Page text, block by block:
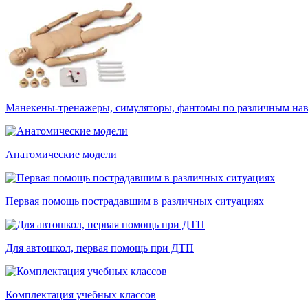
Манекены-тренажеры, симуляторы, фантомы по различным
Анатомические модели
Первая помощь пострадавшим в различных ситуациях
Для автошкол, первая помощь при ДТП
Комплектация учебных классов